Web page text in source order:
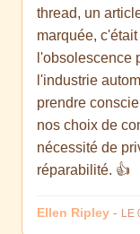
thread, un
marquée,
l'obsolescence
l'industrie
prendre
nos choix de
nécessité de
réparabilité. 👍
Ellen Ripley - LE